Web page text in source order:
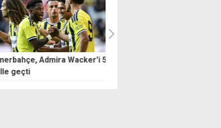
Admira Wacker'i 5
geçti